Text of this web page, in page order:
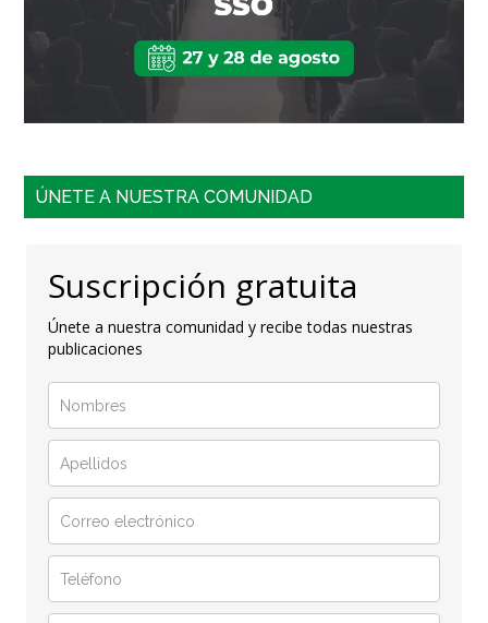
ÚNETE A NUESTRA COMUNIDAD
Suscripción gratuita
Únete a nuestra comunidad y recibe todas nuestras
publicaciones